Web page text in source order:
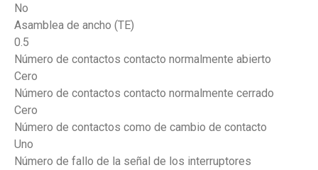
No
Asamblea de ancho (TE)
0.5
Número de contactos contacto normalmente abierto
Cero
Número de contactos contacto normalmente cerrado
Cero
Número de contactos como de cambio de contacto
Uno
Número de fallo de la señal de los interruptores